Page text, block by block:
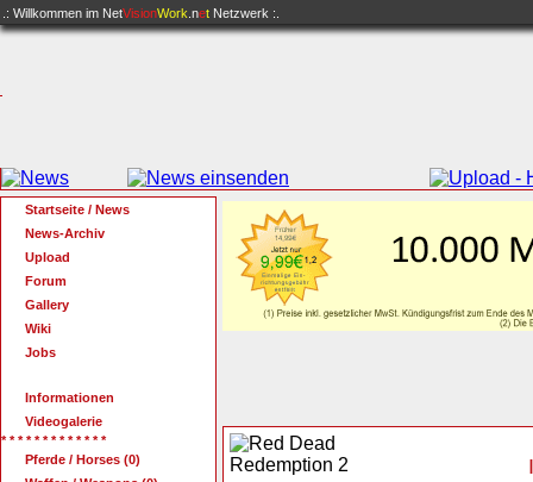
.: Willkommen im NetVisionWork .netNetzwerk :.
Startseite / News
News-Archiv
Upload
Forum
Gallery
Wiki
Jobs
Informationen
Videogalerie
* * * * * * * * * * * * *
Pferde / Horses (0)